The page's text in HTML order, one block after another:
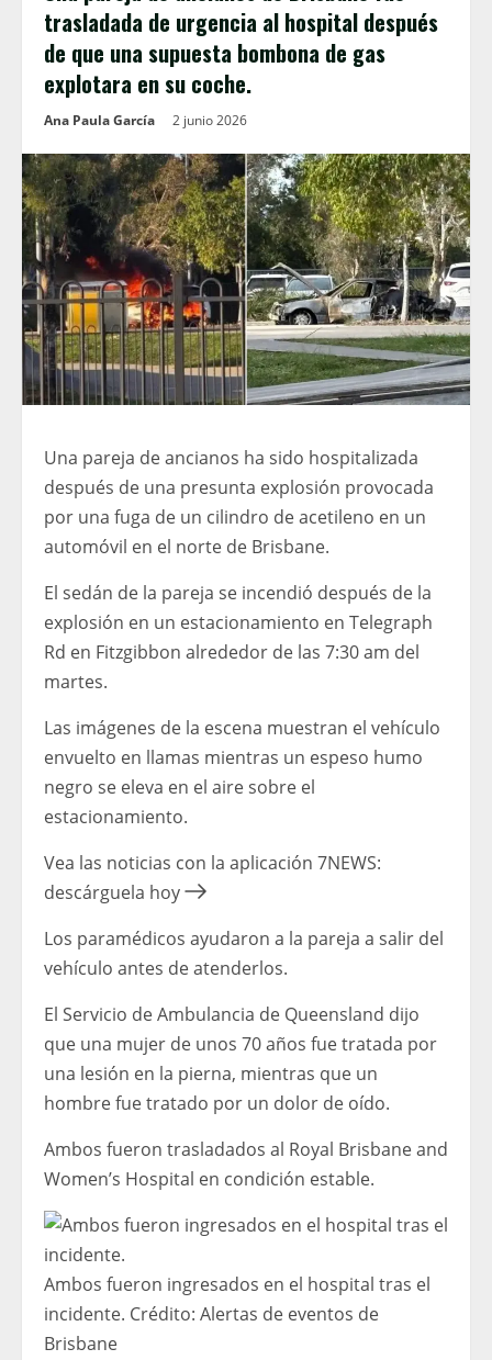
trasladada de urgencia al hospital después
de que una supuesta bombona de gas
explotara en su coche.
Ana Paula García 2 junio 2026
Una pareja de ancianos ha sido hospitalizada
después de una presunta explosión provocada
por una fuga de un cilindro de acetileno en un
automóvil en el norte de Brisbane.
El sedán de la pareja se incendió después de la
explosión en un estacionamiento en Telegraph
Rd en Fitzgibbon alrededor de las 7:30 am del
martes.
Las imágenes de la escena muestran el vehículo
envuelto en llamas mientras un espeso humo
negro se eleva en el aire sobre el
estacionamiento.
Vea las noticias con la aplicación 7NEWS:
descárguela hoy
Los paramédicos ayudaron a la pareja a salir del
vehículo antes de atenderlos.
El Servicio de Ambulancia de Queensland dijo
que una mujer de unos 70 años fue tratada por
una lesión en la pierna, mientras que un
hombre fue tratado por un dolor de oído.
Ambos fueron trasladados al Royal Brisbane and
Women’s Hospital en condición estable.
Ambos fueron ingresados ​​en el hospital tras el
incidente. Crédito: Alertas de eventos de
Brisbane